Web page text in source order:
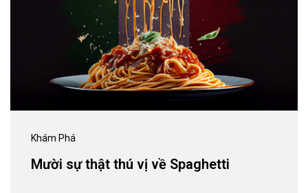
Khám Phá
Mười sự thật thú vị về Spaghetti